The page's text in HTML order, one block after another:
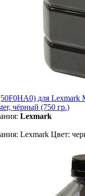
для Lexmark
чёрный (750 гр.)
Lexmark
Lexmark Цвет: